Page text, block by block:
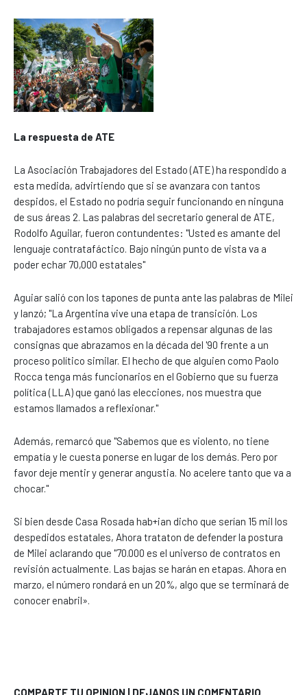
La respuesta de ATE
La Asociación Trabajadores del Estado (ATE) ha respondido a
esta medida, advirtiendo que si se avanzara con tantos
despidos, el Estado no podría seguir funcionando en ninguna
de sus áreas 2. Las palabras del secretario general de ATE,
Rodolfo Aguilar, fueron contundentes: "Usted es amante del
lenguaje contratafáctico. Bajo ningún punto de vista va a
poder echar 70,000 estatales"
Aguiar salió con los tapones de punta ante las palabras de Milei
y lanzó; "La Argentina vive una etapa de transición. Los
trabajadores estamos obligados a repensar algunas de las
consignas que abrazamos en la década del '90 frente a un
proceso político similar. El hecho de que alguien como Paolo
Rocca tenga más funcionarios en el Gobierno que su fuerza
política (LLA) que ganó las elecciones, nos muestra que
estamos llamados a reflexionar."
Además, remarcó que "Sabemos que es violento, no tiene
empatía y le cuesta ponerse en lugar de los demás. Pero por
favor deje mentir y generar angustia. No acelere tanto que va a
chocar."
Si bien desde Casa Rosada hab+ian dicho que serían 15 mil los
despedidos estatales, Ahora trataton de defender la postura
de Milei aclarando que "70.000 es el universo de contratos en
revisión actualmente. Las bajas se harán en etapas. Ahora en
marzo, el número rondará en un 20%, algo que se terminará de
conocer enabril».
COMPARTE TU OPINION | DEJANOS UN COMENTARIO